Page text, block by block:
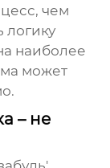
чем
логику
наиболее
может
– не